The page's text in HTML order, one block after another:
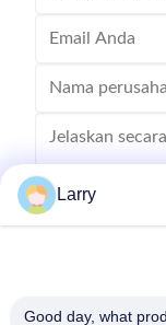
Larry
Good day, what